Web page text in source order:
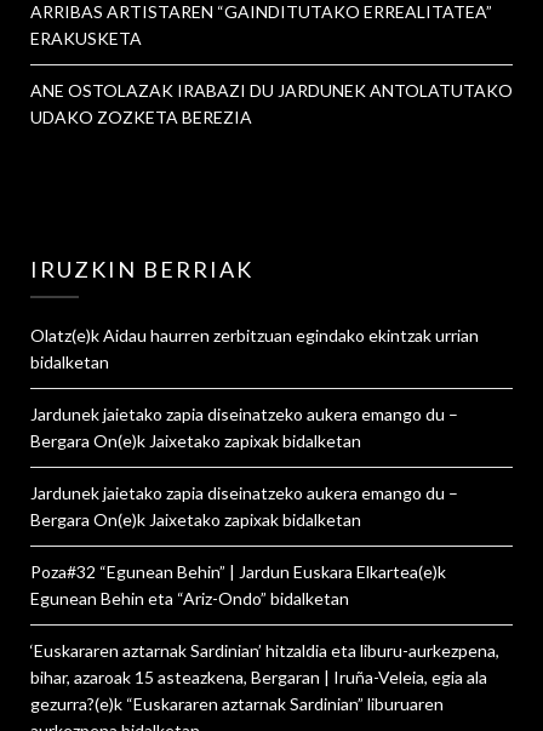
ARRIBAS ARTISTAREN “GAINDITUTAKO ERREALITATEA”
ERAKUSKETA
ANE OSTOLAZAK IRABAZI DU JARDUNEK ANTOLATUTAKO
UDAKO ZOZKETA BEREZIA
IRUZKIN BERRIAK
Olatz(e)kAidau haurren zerbitzuan egindako ekintzak urrian
bidalketan
Jardunek jaietako zapia diseinatzeko aukera emango du –
Bergara On(e)k Jaixetako zapixakbidalketan
Jardunek jaietako zapia diseinatzeko aukera emango du –
Bergara On(e)k Jaixetako zapixakbidalketan
Poza#32 “Egunean Behin” | Jardun Euskara Elkartea(e)k
Egunean Behin eta “Ariz-Ondo” bidalketan
‘Euskararen aztarnak Sardinian’ hitzaldia eta liburu-aurkezpena,
bihar, azaroak 15 asteazkena, Bergaran | Iruña-Veleia, egia ala
gezurra?(e)k “Euskararen aztarnak Sardinian” liburuaren